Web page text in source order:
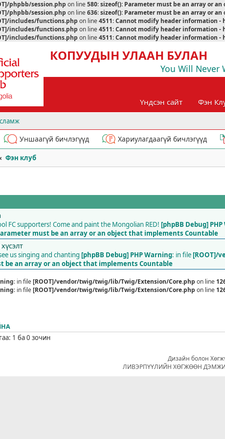
phpbb/session.php on line580:sizeof(): Parameter must be an array or
phpbb/session.php on line636:sizeof(): Parameter must be an array or
includes/functions.php on line4511:Cannot modify header information -
includes/functions.php on line4511:Cannot modify header information -
includes/functions.php on line4511:Cannot modify header information -
КОПУУДЫН УЛААН БУЛАН
You Will Never
Үндсэн сайт Фэн
Уншаагүй бичлэгүүд Хариулагдаагүй бичлэгүүд
Фэн клуб
FC supporters! Come and paint the Mongolian RED! [phpBB Debug]
must be an array or an object that implements Countable
us singing and chanting [phpBB Debug] PHP Warning: in file [ROOT]/
be an array or an object that implements Countable
: in file[ROOT]/vendor/twig/twig/lib/Twig/Extension/Core.php on line
: in file[ROOT]/vendor/twig/twig/lib/Twig/Extension/Core.php on line
1 ба 0 зочин
Дизайн болон
ЛИВЭРПҮҮЛИЙН ХӨГЖӨӨН